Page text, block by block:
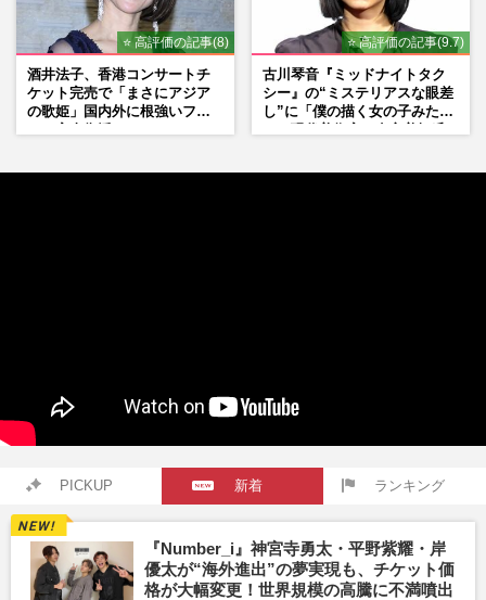
⭐ 高評価の記事(8)
酒井法子、香港コンサートチ
ケット完売で「まさにアジア
の歌姫」国内外に根強いファ
⭐ 高評価の記事(9.7)
古川琴音『ミッドナイトタク
シー』の“ミステリアスな眼差
し”に「僕の描く女の子みた
PICKUP 新着 ランキング
『Number_i』神宮寺勇太・平野紫耀・岸
優太が“海外進出”の夢実現も、チケット価
格が大幅変更！世界規模の高騰に不満噴出